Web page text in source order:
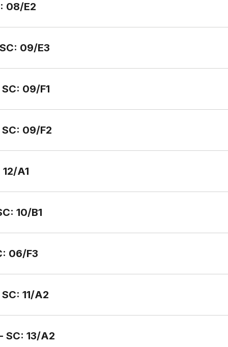
08/E2
09/E3
09/F1
09/F2
A1
10/B1
06/F3
11/A2
SC: 13/A2